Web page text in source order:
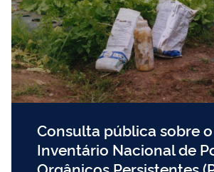
Consulta pública sobre
Inventário Nacional de